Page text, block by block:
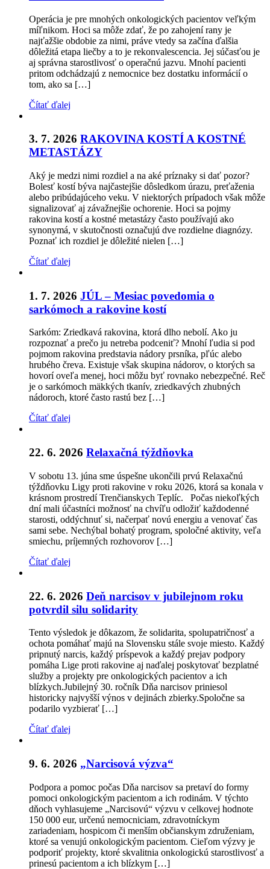
Operácia je pre mnohých onkologických pacientov veľkým
míľnikom. Hoci sa môže zdať, že po zahojení rany je
najťažšie obdobie za nimi, práve vtedy sa začína ďalšia
dôležitá etapa liečby a to je rekonvalescencia. Jej súčasťou je
aj správna starostlivosť o operačnú jazvu. Mnohí pacienti
pritom odchádzajú z nemocnice bez dostatku informácií o
tom, ako sa […]
Čítať ďalej
3. 7. 2026 RAKOVINA KOSTÍ A KOSTNÉ
METASTÁZY
Aký je medzi nimi rozdiel a na aké príznaky si dať pozor?
Bolesť kostí býva najčastejšie dôsledkom úrazu, preťaženia
alebo pribúdajúceho veku. V niektorých prípadoch však môže
signalizovať aj závažnejšie ochorenie. Hoci sa pojmy
rakovina kostí a kostné metastázy často používajú ako
synonymá, v skutočnosti označujú dve rozdielne diagnózy.
Poznať ich rozdiel je dôležité nielen […]
Čítať ďalej
1. 7. 2026 JÚL – Mesiac povedomia o
sarkómoch a rakovine kostí
Sarkóm: Zriedkavá rakovina, ktorá dlho nebolí. Ako ju
rozpoznať a prečo ju netreba podceniť? Mnohí ľudia si pod
pojmom rakovina predstavia nádory prsníka, pľúc alebo
hrubého čreva. Existuje však skupina nádorov, o ktorých sa
hovorí oveľa menej, hoci môžu byť rovnako nebezpečné. Reč
je o sarkómoch mäkkých tkanív, zriedkavých zhubných
nádoroch, ktoré často rastú bez […]
Čítať ďalej
22. 6. 2026 Relaxačná týždňovka
V sobotu 13. júna sme úspešne ukončili prvú Relaxačnú
týždňovku Ligy proti rakovine v roku 2026, ktorá sa konala v
krásnom prostredí Trenčianskych Teplíc. Počas niekoľkých
dní mali účastníci možnosť na chvíľu odložiť každodenné
starosti, oddýchnuť si, načerpať novú energiu a venovať čas
sami sebe. Nechýbal bohatý program, spoločné aktivity, veľa
smiechu, príjemných rozhovorov […]
Čítať ďalej
22. 6. 2026 Deň narcisov v jubilejnom roku
potvrdil silu solidarity
Tento výsledok je dôkazom, že solidarita, spolupatričnosť a
ochota pomáhať majú na Slovensku stále svoje miesto. Každý
pripnutý narcis, každý príspevok a každý prejav podpory
pomáha Lige proti rakovine aj naďalej poskytovať bezplatné
služby a projekty pre onkologických pacientov a ich
blízkych.Jubilejný 30. ročník Dňa narcisov priniesol
historicky najvyšší výnos v dejinách zbierky.Spoločne sa
podarilo vyzbierať […]
Čítať ďalej
9. 6. 2026 „Narcisová výzva“
Podpora a pomoc počas Dňa narcisov sa pretaví do formy
pomoci onkologickým pacientom a ich rodinám. V týchto
dňoch vyhlasujeme „Narcisovú“ výzvu v celkovej hodnote
150 000 eur, určenú nemocniciam, zdravotníckym
zariadeniam, hospicom či menším občianskym združeniam,
ktoré sa venujú onkologickým pacientom. Cieľom výzvy je
podporiť projekty, ktoré skvalitnia onkologickú starostlivosť a
prinesú pacientom a ich blízkym […]